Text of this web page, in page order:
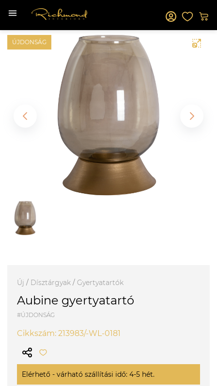
ÚJDONSÁG
Új / Dísztárgyak / Gyertyatartók
Aubine gyertyatartó
#ÚJDONSÁG
Cikkszám: 213983/-WL-0181
Elérhető - várható szállítási idő: 4-5 hét.